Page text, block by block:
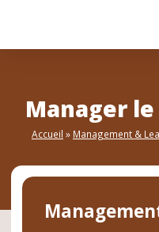
Manager
Accueil » Management &